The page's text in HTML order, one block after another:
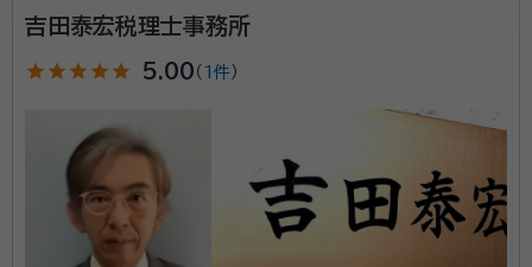
寧に対応させていただきます。元税務署職員であった税
理士（国税OB）も多数在籍しており税務調査対策も万全
です。
資格等： 税理士
吉田泰宏税理士事務所
star star star star star 5.00 （ 1件 ）